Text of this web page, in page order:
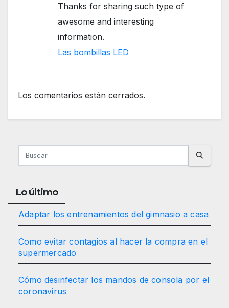
Thanks for sharing such type of
awesome and interesting
information.
Las bombillas LED
Los comentarios están cerrados.
Lo último
Adaptar los entrenamientos del gimnasio a casa
Como evitar contagios al hacer la compra en el
supermercado
Cómo desinfectar los mandos de consola por el
coronavirus